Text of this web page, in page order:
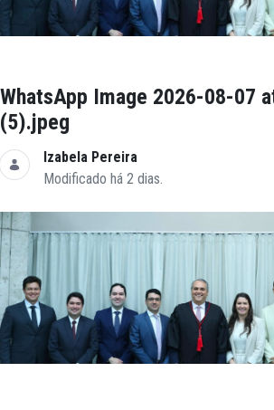
WhatsApp Image 2026-08-07
(5).jpeg
Izabela Pereira
Modificado há 2 dias.